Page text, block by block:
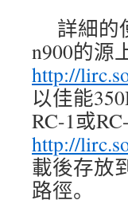
詳細的
n900的源
http://
以佳能
RC-1或
http://
載後存放
路徑。